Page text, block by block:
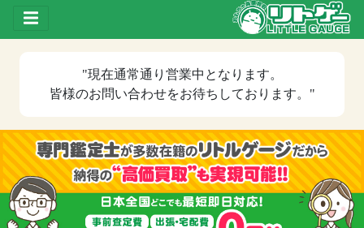
Toggle drawer
"現在通常通り営業中 となります。
皆様のお問い合わせをお待ちしております。"